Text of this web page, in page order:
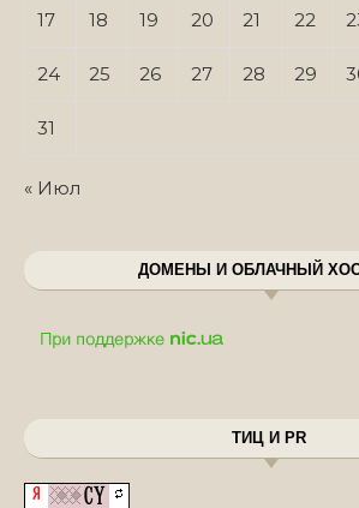
17 18 19 20 21 22
24 25 26 27 28 29
31
« Июл
ДОМЕНЫ И ОБЛАЧНЫЙ
ТИЦ И PR